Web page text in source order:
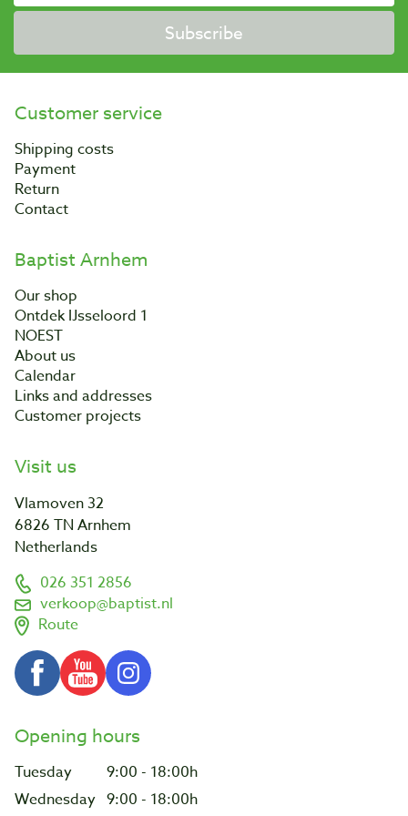
Subscribe
Customer service
Shipping costs
Payment
Return
Contact
Baptist Arnhem
Our shop
Ontdek IJsseloord 1
NOEST
About us
Calendar
Links and addresses
Customer projects
Visit us
Vlamoven 32
6826 TN Arnhem
Netherlands
026 351 2856
verkoop@baptist.nl
Route
Opening hours
Tuesday
9:00 - 18:00h
Wednesday 9:00 - 18:00h